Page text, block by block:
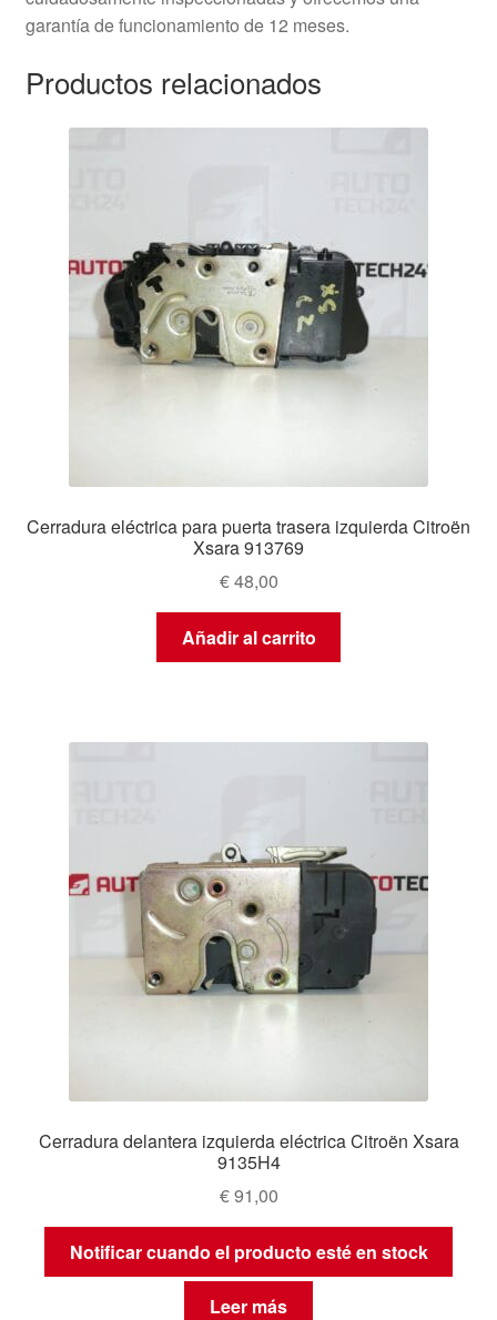
garantía de funcionamiento de 12 meses.
Productos relacionados
Cerradura eléctrica para puerta trasera izquierda Citroën
Xsara 913769
€48,00
Añadir al carrito
Cerradura delantera izquierda eléctrica Citroën Xsara
9135H4
€91,00
Notificar cuando el producto esté en stock
Leer más